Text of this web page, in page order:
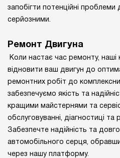
запобігти потенційні
серйозними.
Ремонт Двигуна
Коли настає час ремонту, наші
відновити ваш двигун до
ремонтних робіт до
забезпечуємо якість та
кращими майстернями та
обслуговуванні, діагностиці та
Забезпечте надійність та
автомобільного серця, обравши
через нашу платформу.